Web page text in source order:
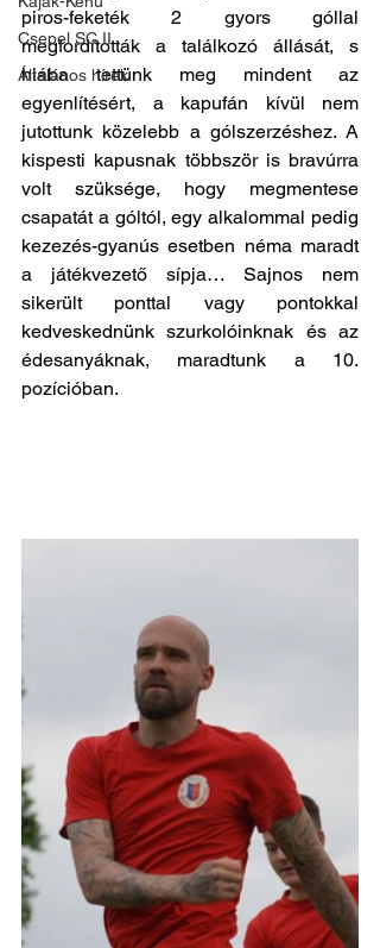
Csepel SC II
Általános hírek
piros-feketék 2 gyors góllal
megfordították a találkozó állását, s
hiába tettünk meg mindent az
egyenlítésért, a kapufán kívül nem
jutottunk közelebb a gólszerzéshez. A
kispesti kapusnak többször is bravúrra
volt szüksége, hogy megmentese
csapatát a góltól, egy alkalommal pedig
kezezés-gyanús esetben néma maradt
a játékvezető sípja… Sajnos nem
sikerült ponttal vagy pontokkal
kedveskednünk szurkolóinknak és az
édesanyáknak, maradtunk a 10.
pozícióban.